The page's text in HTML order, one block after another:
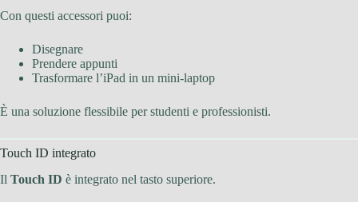
Con questi accessori puoi:
Disegnare
Prendere appunti
Trasformare l’iPad in un mini-laptop
È una soluzione flessibile per studenti e professionisti.
Touch ID integrato
Il Touch ID è integrato nel tasto superiore.